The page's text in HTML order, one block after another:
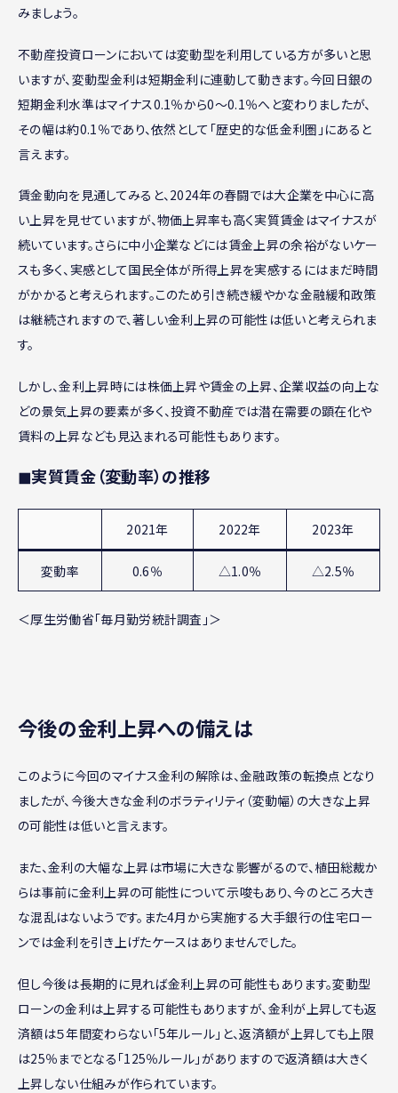
みましょう。
不動産投資ローンにおいては変動型を利用している方が多いと思
いますが、変動型金利は短期金利に連動して動きます。今回日銀の
短期金利水準はマイナス0.1％から0～0.1％へと変わりましたが、
その幅は約0.1％であり、依然として「歴史的な低金利圏」にあると
言えます。
賃金動向を見通してみると、2024年の春闘では大企業を中心に高
い上昇を見せていますが、物価上昇率も高く実質賃金はマイナスが
続いています。さらに中小企業などには賃金上昇の余裕がないケー
スも多く、実感として国民全体が所得上昇を実感するにはまだ時間
がかかると考えられます。このため引き続き緩やかな金融緩和政策
は継続されますので、著しい金利上昇の可能性は低いと考えられま
す。
しかし、金利上昇時には株価上昇や賃金の上昇、企業収益の向上な
どの景気上昇の要素が多く、投資不動産では潜在需要の顕在化や
賃料の上昇なども見込まれる可能性もあります。
◼︎実質賃金（変動率）の推移
2021年 2022年 2023年
変動率 0.6％ △1.0％ △2.5％
＜厚生労働省「毎月勤労統計調査」＞
今後の金利上昇への備えは
このように今回のマイナス金利の解除は、金融政策の転換点となり
ましたが、今後大きな金利のボラティリティ（変動幅）の大きな上昇
の可能性は低いと言えます。
また、金利の大幅な上昇は市場に大きな影響がるので、植田総裁か
らは事前に金利上昇の可能性について示唆もあり、今のところ大き
な混乱はないようです。また4月から実施する大手銀行の住宅ロー
ンでは金利を引き上げたケースはありませんでした。
但し今後は長期的に見れば金利上昇の可能性もあります。変動型
ローンの金利は上昇する可能性もありますが、金利が上昇しても返
済額は５年間変わらない「5年ルール」と、返済額が上昇しても上限
は25％までとなる「125％ルール」がありますので返済額は大きく
上昇しない仕組みが作られています。